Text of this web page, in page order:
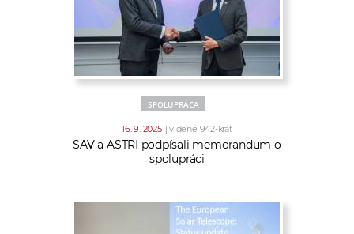
SPOLUPRÁCA
16. 9. 2025 | videné 942-krát
SAV a ASTRI podpísali memorandum o
spolupráci